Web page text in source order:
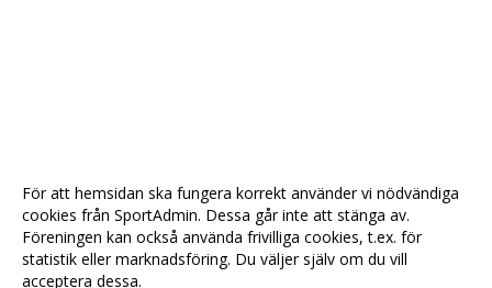
För att hemsidan ska fungera korrekt använder vi nödvändiga
cookies från SportAdmin. Dessa går inte att stänga av.
Föreningen kan också använda frivilliga cookies, t.ex. för
statistik eller marknadsföring. Du väljer själv om du vill
acceptera dessa.